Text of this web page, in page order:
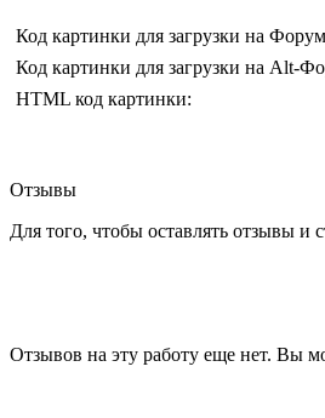
Код картинки для загрузки на
Код картинки для загрузки на Alt-
HTML код картинки:
Отзывы
Для того, чтобы оставлять отзывы и
Отзывов на эту работу еще нет. Вы